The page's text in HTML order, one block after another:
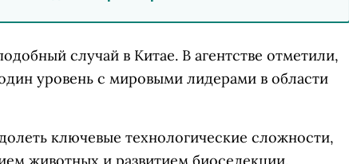
случай в Китае. В агентстве отметили,
уровень с мировыми лидерами в области
ключевые технологические сложности,